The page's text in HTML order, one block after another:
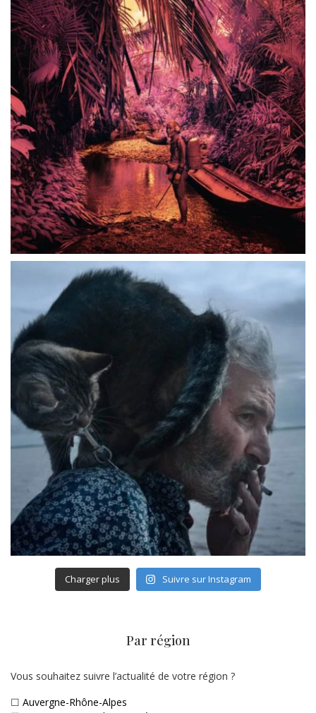
Charger plus Suivre sur Instagram
Par région
Vous souhaitez suivre l’actualité de votre région ?
☐ Auvergne-Rhône-Alpes